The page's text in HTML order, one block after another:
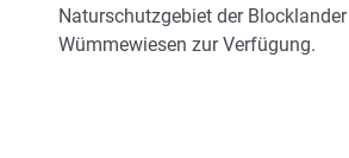
Naturschutzgebiet der Blocklander
Wümmewiesen zur Verfügung.